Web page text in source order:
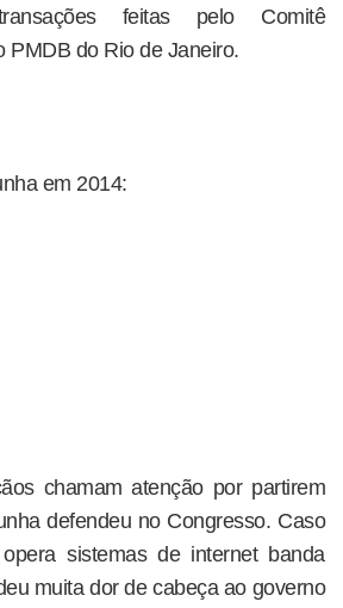
feitas pelo Comitê
PMDB do Rio de Janeiro.
em 2014:
chamam atenção por partirem
defendeu no Congresso. Caso
sistemas de internet banda
muita dor de cabeça ao governo